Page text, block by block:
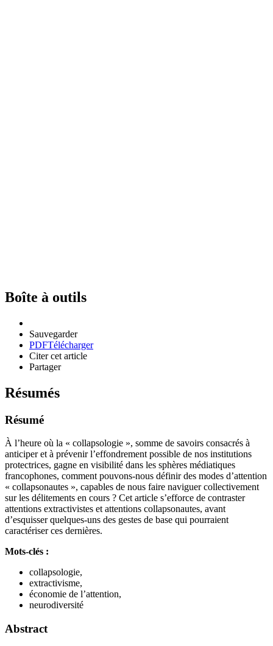
Boîte à outils
Sauvegarder
PDFTélécharger
Citer cet article
Partager
Résumés
Résumé
À l’heure où la « collapsologie », somme de savoirs consacrés à
anticiper et à prévenir l’effondrement possible de nos institutions
protectrices, gagne en visibilité dans les sphères médiatiques
francophones, comment pouvons-nous définir des modes d’attention
« collapsonautes », capables de nous faire naviguer collectivement
sur les délitements en cours ? Cet article s’efforce de contraster
attentions extractivistes et attentions collapsonautes, avant
d’esquisser quelques-uns des gestes de base qui pourraient
caractériser ces dernières.
Mots-clés :
collapsologie,
extractivisme,
économie de l’attention,
neurodiversité
Abstract